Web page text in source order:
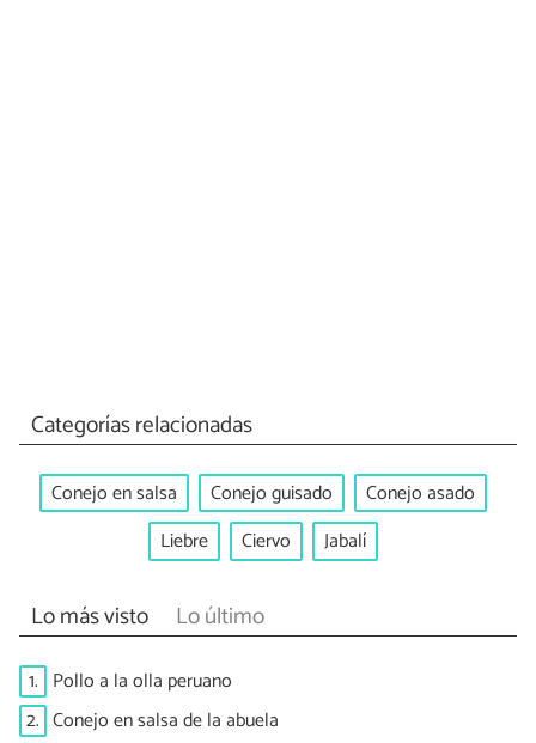
Categorías relacionadas
Conejo en salsa Conejo guisado
Conejo asado
Liebre
Ciervo Jabalí
Lo más visto Lo último
1. Pollo a la olla peruano
2. Conejo en salsa de la abuela